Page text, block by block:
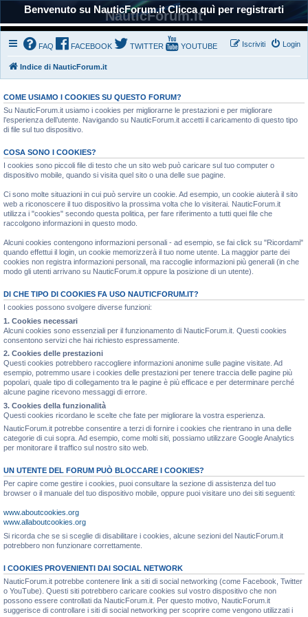
Benvenuto su NauticForum.it Clicca quì per registrarti
NauticForum.it
FAQ FACEBOOK TWITTER YOUTUBE Login
Iscriviti
Indice di NauticForum.it
COME USIAMO I COOKIES SU QUESTO FORUM?
Su NauticForum.it usiamo i cookies per migliorarne le prestazioni e per migliorare
l’esperienza dell’utente. Navigando su NauticForum.it accetti il caricamento di questo tipo
di file sul tuo dispositivo.
COSA SONO I COOKIES?
I cookies sono piccoli file di testo che un sito web può caricare sul tuo computer o
dispositivo mobile, quando si visita quel sito o una delle sue pagine.
Ci sono molte situazioni in cui può servire un cookie. Ad esempio, un cookie aiuterà il sito
web a riconoscere il tuo dispositivo la prossima volta che lo visiterai. NauticForum.it
utilizza i "cookies" secondo questa politica, per fare riferimento a tutti quei file che
raccolgono informazioni in questo modo.
Alcuni cookies contengono informazioni personali - ad esempio, se fai click su "Ricordami"
quando effettui il login, un cookie memorizzerà il tuo nome utente. La maggior parte dei
cookies non registra informazioni personali, ma raccoglie informazioni più generali (in che
modo gli utenti arrivano su NauticForum.it oppure la posizione di un utente).
DI CHE TIPO DI COOKIES FA USO NAUTICFORUM.IT?
I cookies possono svolgere diverse funzioni:
1. Cookies necessari
Alcuni cookies sono essenziali per il funzionamento di NauticForum.it. Questi cookies
consentono servizi che hai richiesto espressamente.
2. Cookies delle prestazioni
Questi cookies potrebbero raccogliere informazioni anonime sulle pagine visitate. Ad
esempio, potremmo usare i cookies delle prestazioni per tenere traccia delle pagine più
popolari, quale tipo di collegamento tra le pagine è più efficace e per determinare perché
alcune pagine ricevono messaggi di errore.
3. Cookies della funzionalità
Questi cookies ricordano le scelte che fate per migliorare la vostra esperienza.
NauticForum.it potrebbe consentire a terzi di fornire i cookies che rientrano in una delle
categorie di cui sopra. Ad esempio, come molti siti, possiamo utilizzare Google Analytics
per monitorare il traffico sul nostro sito web.
UN UTENTE DEL FORUM PUÒ BLOCCARE I COOKIES?
Per capire come gestire i cookies, puoi consultare la sezione di assistenza del tuo
browser o il manuale del tuo dispositivo mobile, oppure puoi visitare uno dei siti seguenti:
www.aboutcookies.org
www.allaboutcookies.org
Si ricorda che se si sceglie di disabilitare i cookies, alcune sezioni del NauticForum.it
potrebbero non funzionare correttamente.
I COOKIES PROVENIENTI DAI SOCIAL NETWORK
NauticForum.it potrebbe contenere link a siti di social networking (come Facebook, Twitter
o YouTube). Questi siti potrebbero caricare cookies sul vostro dispositivo che non
possono essere controllati da NauticForum.it. Per questo motivo, NauticForum.it
suggerisce di controllare i siti di social networking per scoprire come vengono utilizzati i